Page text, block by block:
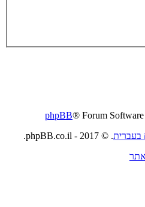
phpBB® Forum
. © 2017 - phpBB.co.il.